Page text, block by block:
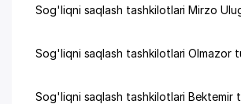
Sog'liqni saqlash tashkilotlari Mirzo
Sog'liqni saqlash tashkilotlari Olmazor
Sog'liqni saqlash tashkilotlari Bektemir